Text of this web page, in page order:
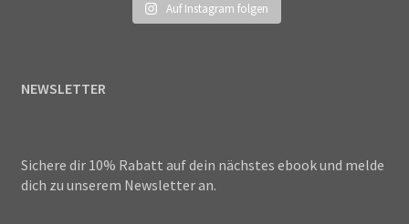
Auf Instagram folgen
NEWSLETTER
Sichere dir 10% Rabatt auf dein nächstes ebook und melde
dich zu unserem Newsletter an.